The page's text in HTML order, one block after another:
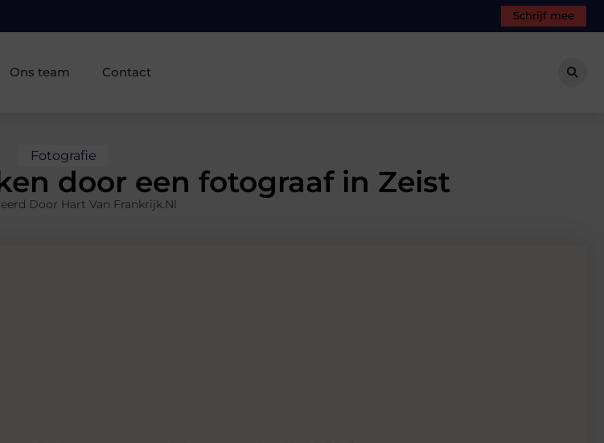
Schrijf mee
Ons team Contact
Fotografie
door een fotograaf in Zeist
Door Hart Van Frankrijk.nl